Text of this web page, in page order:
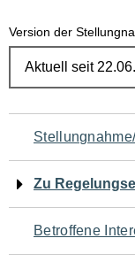
Version der
für
den
Zu
Betroffene